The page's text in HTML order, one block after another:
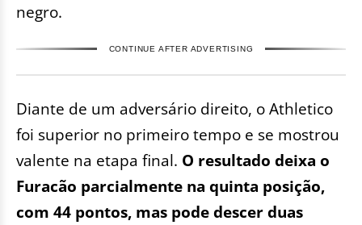
negro.
CONTINUE AFTER ADVERTISING
Diante de um adversário direito, o Athletico
foi superior no primeiro tempo e se mostrou
valente na etapa final. O resultado deixa o
Furacão parcialmente na quinta posição,
com 44 pontos, mas pode descer duas